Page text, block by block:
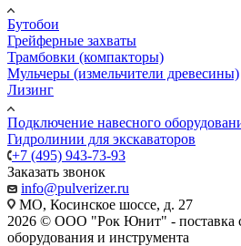
Бутобои
Грейферные захваты
Трамбовки (компакторы)
Мульчеры (измельчители древесины)
Лизинг
Подключение навесного
Гидролинии для экскаваторов
+7 (495) 943-73-93
Заказать звонок
info@pulverizer.ru
МО, Косинское шоссе, д. 27
2026 © ООО "Рок Юнит" - поставка
оборудования и инструмента